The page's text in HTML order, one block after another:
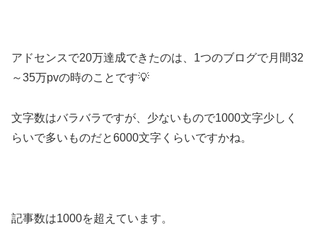
アドセンスで20万達成できたのは、1つのブログで月間32
～35万pvの時のことです💡
文字数はバラバラですが、少ないもので1000文字少しく
らいで多いものだと6000文字くらいですかね。
記事数は1000を超えています。